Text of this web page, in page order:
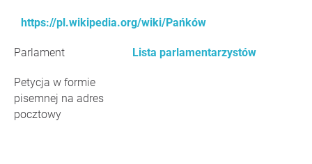
https://pl.wikipedia.org/wiki/Pańków
Parlament Lista parlamentarzystów
Petycja w formie
pisemnej na adres
pocztowy